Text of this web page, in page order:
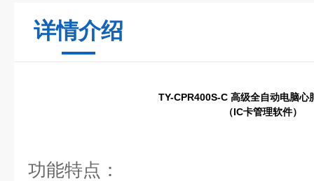
详情介绍
TY-CPR400S-C 高级全自动电脑心
（IC卡管理软件）
功能特点：